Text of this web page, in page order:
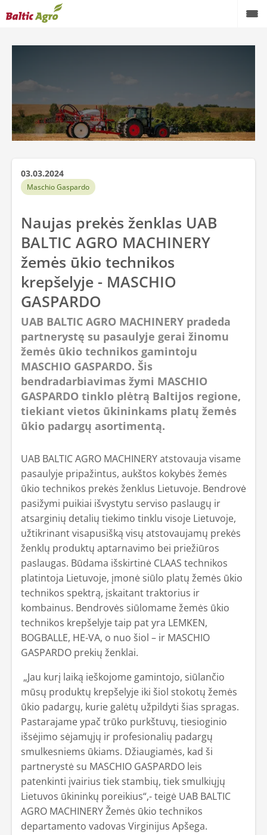
03.03.2024
Maschio Gaspardo
Naujas prekės ženklas UAB
BALTIC AGRO MACHINERY
žemės ūkio technikos
krepšelyje - MASCHIO
GASPARDO
UAB BALTIC AGRO MACHINERY pradeda
partnerystę su pasaulyje gerai žinomu
žemės ūkio technikos gamintoju
MASCHIO GASPARDO. Šis
bendradarbiavimas žymi MASCHIO
GASPARDO tinklo plėtrą Baltijos regione,
tiekiant vietos ūkininkams platų žemės
ūkio padargų asortimentą.
UAB BALTIC AGRO MACHINERY atstovauja visame
pasaulyje pripažintus, aukštos kokybės žemės
ūkio technikos prekės ženklus Lietuvoje. Bendrovė
pasižymi puikiai išvystytu serviso paslaugų ir
atsarginių detalių tiekimo tinklu visoje Lietuvoje,
užtikrinant visapusišką visų atstovaujamų prekės
ženklų produktų aptarnavimo bei priežiūros
paslaugas. Būdama išskirtinė CLAAS technikos
platintoja Lietuvoje, įmonė siūlo platų žemės ūkio
technikos spektrą, įskaitant traktorius ir
kombainus. Bendrovės siūlomame žemės ūkio
technikos krepšelyje taip pat yra LEMKEN,
BOGBALLE, HE-VA, o nuo šiol – ir MASCHIO
GASPARDO prekių ženklai.
„Jau kurį laiką ieškojome gamintojo, siūlančio
mūsų produktų krepšelyje iki šiol stokotų žemės
ūkio padargų, kurie galėtų užpildyti šias spragas.
Pastarajame ypač trūko purkštuvų, tiesioginio
išsėjimo sėjamųjų ir profesionalių padargų
smulkesniems ūkiams. Džiaugiamės, kad ši
partnerystė su MASCHIO GASPARDO leis
patenkinti įvairius tiek stambių, tiek smulkiųjų
Lietuvos ūkininkų poreikius“,- teigė UAB BALTIC
AGRO MACHINERY Žemės ūkio technikos
departamento vadovas Virginijus Apšega.